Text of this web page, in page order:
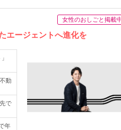
女性のおしごと掲載
エージェントへ進化を
動
で
年